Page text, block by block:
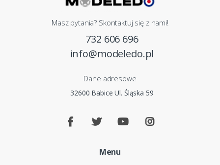
Masz pytania? Skontaktuj się z nami!
732 606 696
info@modeledo.pl
Dane adresowe
32600 Babice Ul. Śląska 59
Menu